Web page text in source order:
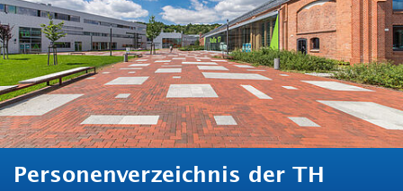
INTERNATIONAL
BESCHÄFTIGTE
Blogs Kontakt und Anfahrt Webmail Moodle
TH Online-Portal Personensuche English
Personenverzeichnis der TH